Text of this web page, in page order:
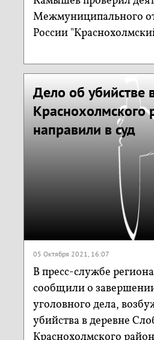
Межмуниципального
России
Дело об убийстве
Краснохолмского
направили в суд
05 Октября 2021, 16:07
В пресс-службе
сообщили о
уголовного дела,
убийства в деревне